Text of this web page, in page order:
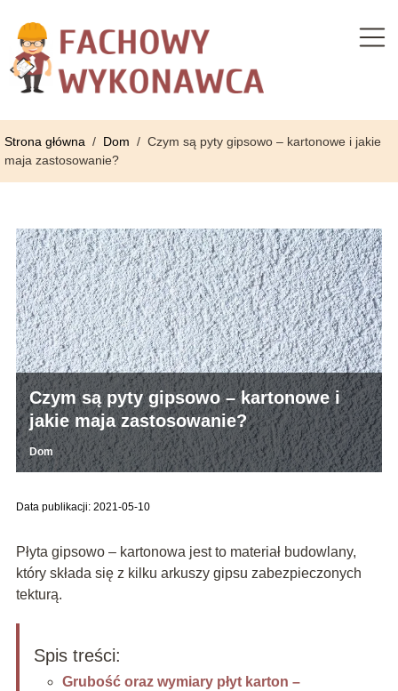
Strona główna / Dom / Czym są pyty gipsowo – kartonowe i jakie
maja zastosowanie?
Czym są pyty gipsowo – kartonowe i
jakie maja zastosowanie?
Dom
Data publikacji: 2021-05-10
Płyta gipsowo – kartonowa jest to materiał budowlany,
który składa się z kilku arkuszy gipsu zabezpieczonych
tekturą.
Spis treści:
Grubość oraz wymiary płyt karton –